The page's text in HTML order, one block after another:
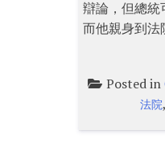
辯論，但總統
而他親身到法
Posted in
法院